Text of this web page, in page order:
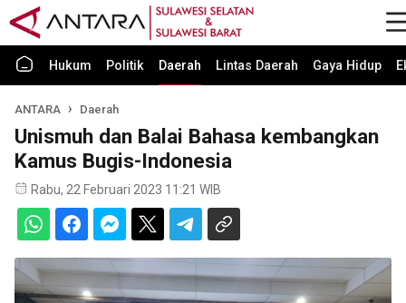
Hukum Politik Daerah Lintas Daerah Gaya Hidup
ANTARA Daerah
Unismuh dan Balai Bahasa kembangkan
Kamus Bugis-Indonesia
Rabu, 22 Februari 2023 11:21 WIB